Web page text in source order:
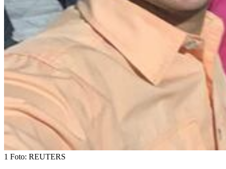
1 Foto: REUTERS